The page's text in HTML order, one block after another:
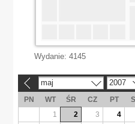
Wydanie: 4145
maj 2007
PN WT ŚR CZ PT
1
2 3 4